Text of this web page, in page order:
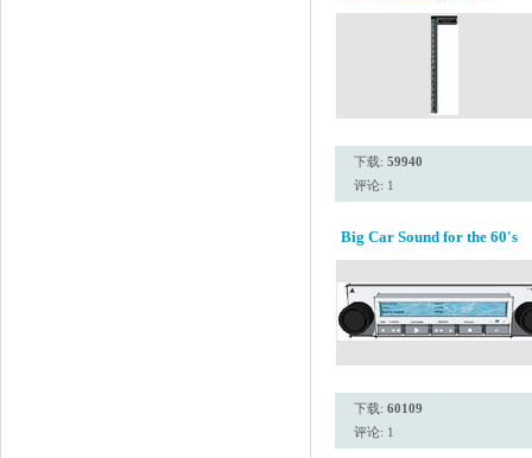
下载: 59940
评论: 1
Big Car Sound for the 60's
下载: 60109
评论: 1